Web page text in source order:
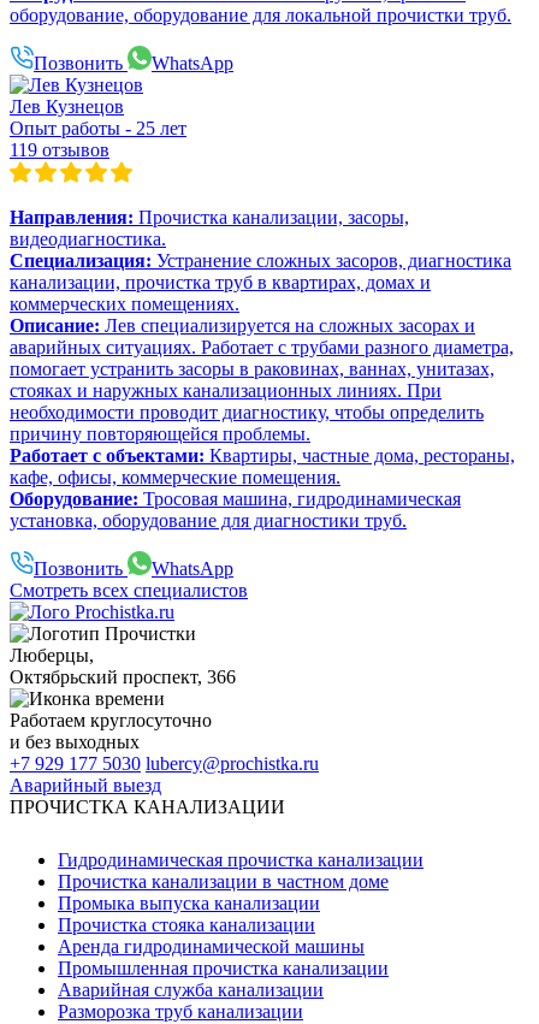
оборудование, оборудование для локальной прочистки труб.
Позвонить WhatsApp
Лев Кузнецов
Опыт работы - 25 лет
119 отзывов
Направления: Прочистка канализации, засоры,
видеодиагностика.
Специализация: Устранение сложных засоров, диагностика
канализации, прочистка труб в квартирах, домах и
коммерческих помещениях.
Описание: Лев специализируется на сложных засорах и
аварийных ситуациях. Работает с трубами разного диаметра,
помогает устранить засоры в раковинах, ваннах, унитазах,
стояках и наружных канализационных линиях. При
необходимости проводит диагностику, чтобы определить
причину повторяющейся проблемы.
Работает с объектами: Квартиры, частные дома, рестораны,
кафе, офисы, коммерческие помещения.
Оборудование: Тросовая машина, гидродинамическая
установка, оборудование для диагностики труб.
Позвонить
WhatsApp
Смотреть всех специалистов
Люберцы,
Октябрьский проспект, 366
Работаем круглосуточно
и без выходных
+7 929 177 5030 lubercy@prochistka.ru
Аварийный выезд
ПРОЧИСТКА КАНАЛИЗАЦИИ
Гидродинамическая прочистка канализации
Прочистка канализации в частном доме
Промыка выпуска канализации
Прочистка стояка канализации
Аренда гидродинамической машины
Промышленная прочистка канализации
Аварийная служба канализации
Разморозка труб канализации